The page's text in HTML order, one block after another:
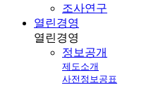
조사연구
열린경영
열린경영
정보공개
제도소개
사전정보공표